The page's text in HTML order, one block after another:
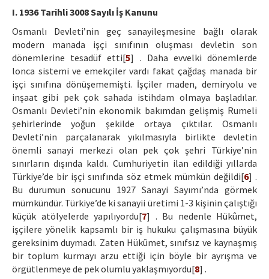
I. 1936 Tarihli 3008 Sayılı İş Kanunu
Osmanlı Devleti’nin geç sanayileşmesine bağlı olarak
modern manada işçi sınıfının oluşması devletin son
dönemlerine tesadüf etti[5] . Daha evvelki dönemlerde
lonca sistemi ve emekçiler vardı fakat çağdaş manada bir
işçi sınıfına dönüşememişti. İşçiler maden, demiryolu ve
inşaat gibi pek çok sahada istihdam olmaya başladılar.
Osmanlı Devleti’nin ekonomik bakımdan gelişmiş Rumeli
şehirlerinde yoğun şekilde ortaya çıktılar. Osmanlı
Devleti’nin parçalanarak yıkılmasıyla birlikte devletin
önemli sanayi merkezi olan pek çok şehri Türkiye’nin
sınırların dışında kaldı. Cumhuriyetin ilan edildiği yıllarda
Türkiye’de bir işçi sınıfında söz etmek mümkün değildi[6] .
Bu durumun sonucunu 1927 Sanayi Sayımı’nda görmek
mümkündür. Türkiye’de ki sanayii üretimi 1-3 kişinin çalıştığı
küçük atölyelerde yapılıyordu[7] . Bu nedenle Hükûmet,
işçilere yönelik kapsamlı bir iş hukuku çalışmasına büyük
gereksinim duymadı. Zaten Hükûmet, sınıfsız ve kaynaşmış
bir toplum kurmayı arzu ettiği için böyle bir ayrışma ve
örgütlenmeye de pek olumlu yaklaşmıyordu[8] .